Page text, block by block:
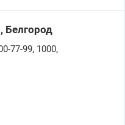
Белгород
77-99, 1000,